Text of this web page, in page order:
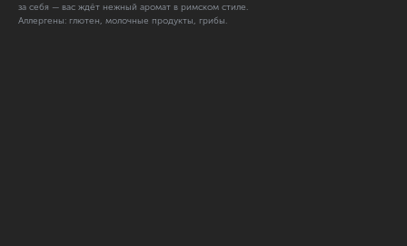
за себя — вас ждёт нежный аромат в римском стиле.
Аллергены: глютен, молочные продукты, грибы.